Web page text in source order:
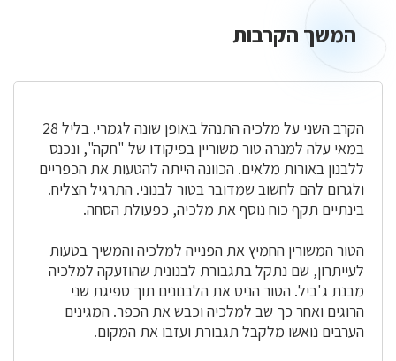
המשךהמשך הקרבות
הקרב השני על מלכיה התנהל באופן שונה לגמרי. בליל 28
במאי עלה למנרה טור משוריין בפיקודו של "חקה", ונכנס
ללבנון באורות מלאים. הכוונה הייתה להטעות את הכפריים
ולגרום להם לחשוב שמדובר בטור לבנוני. התרגיל הצליח.
בינתיים תקף כוח נוסף את מלכיה, כפעולת הסחה.
הטור המשורין החמיץ את הפנייה למלכיה והמשיך בטעות
לעייתרון, שם נתקל בתגבורת לבנונית שהוזעקה למלכיה
מבנת ג'ביל. הטור הניס את הלבנונים תוך ספיגת שני
הרוגים ואחר כך שב למלכיה וכבש את הכפר. המגינים
הערבים נואשו מלקבל תגבורת ועזבו את המקום.